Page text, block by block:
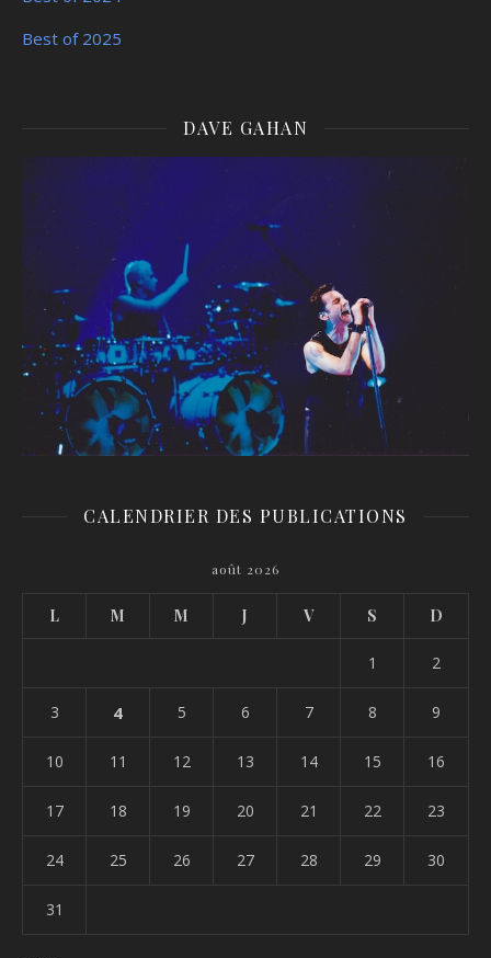
Best of 2025
DAVE GAHAN
CALENDRIER DES PUBLICATIONS
août 2026
L M M J V S D
1 2
3 4 5 6 7 8 9
10 11 12 13 14 15 16
17 18 19 20 21 22 23
24 25 26 27 28 29 30
31